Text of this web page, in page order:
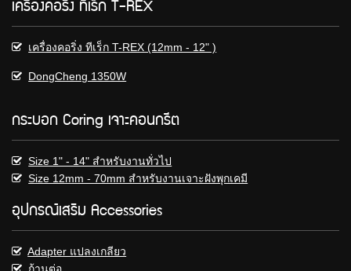
เครื่องคอริ่ง ทีเร็ก T-REX
เครื่องคอริ่ง ทีเร็ก T-REX (12mm - 12" )
DongCheng 1350W
กระบอก Coring เจาะคอนกรีต
Size 1" - 14" สําหรับงานทั่วไป
Size 12mm - 70mm สําหรับงานเจาะฝังพุกเคมี
อุปกรณ์เสริม Accessories
Adapter แปลงเกลียว
ก้านต่อ